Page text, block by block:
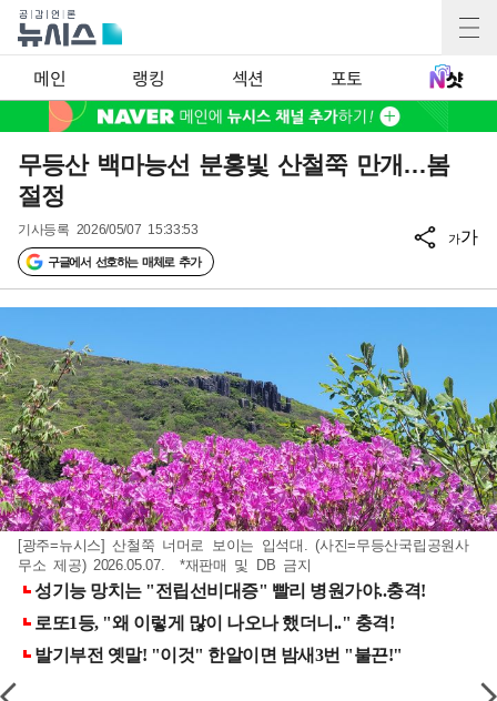
메인 랭킹 섹션 포토
무등산 백마능선 분홍빛 산철쭉 만개…봄
절정
기사등록 2026/05/07 15:33:53
구글에서 선호하는 매체로 추가
가가
[광주=뉴시스] 산철쭉 너머로 보이는 입석대. (사진=무등산국립공원사
무소 제공) 2026.05.07. *재판매 및 DB 금지